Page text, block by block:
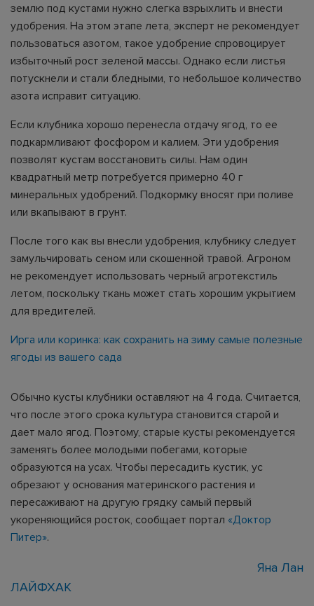
землю под кустами нужно слегка взрыхлить и внести
удобрения. На этом этапе лета, эксперт не рекомендует
пользоваться азотом, такое удобрение спровоцирует
избыточный рост зеленой массы. Однако если листья
потускнели и стали бледными, то небольшое количество
азота исправит ситуацию.
Если клубника хорошо перенесла отдачу ягод, то ее
подкармливают фосфором и калием. Эти удобрения
позволят кустам восстановить силы. Нам один
квадратный метр потребуется примерно 40 г
минеральных удобрений. Подкормку вносят при поливе
или вкапывают в грунт.
После того как вы внесли удобрения, клубнику следует
замульчировать сеном или скошенной травой. Агроном
не рекомендует использовать черный агротекстиль
летом, поскольку ткань может стать хорошим укрытием
для вредителей.
Ирга или коринка: как сохранить на зиму самые полезные
ягоды из вашего сада
Обычно кусты клубники оставляют на 4 года. Считается,
что после этого срока культура становится старой и
дает мало ягод. Поэтому, старые кусты рекомендуется
заменять более молодыми побегами, которые
образуются на усах. Чтобы пересадить кустик, ус
обрезают у основания материнского растения и
пересаживают на другую грядку самый первый
укореняющийся росток, сообщает портал «Доктор
Питер».
Яна Лан
ЛАЙФХАК